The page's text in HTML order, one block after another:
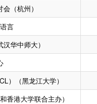
（杭州）
言
华中师大）
）（黑龙江大学）
香港大学联合主办）